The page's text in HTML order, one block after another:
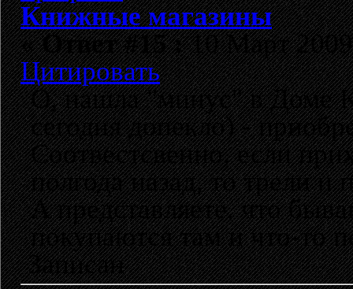
Книжные магазины
«Ответ #15 :10 Март
Цитировать
О, нашла "минус" в Доме
сегодня допекло) -
Соотвестсвенно, если
полгода назад, то трели и
А представляете, что
покупаются там и что-то
Записан